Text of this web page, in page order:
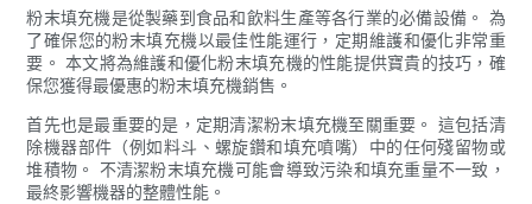
粉末填充機是從製藥到食品和飲料生產等各行業的必備設備。 為
了確保您的粉末填充機以最佳性能運行，定期維護和優化非常重
要。 本文將為維護和優化粉末填充機的性能提供寶貴的技巧，確
保您獲得最優惠的粉末填充機銷售。
首先也是最重要的是，定期清潔粉末填充機至關重要。 這包括清
除機器部件（例如料斗、螺旋鑽和填充噴嘴）中的任何殘留物或
堆積物。 不清潔粉末填充機可能會導致污染和填充重量不一致，
最終影響機器的整體性能。